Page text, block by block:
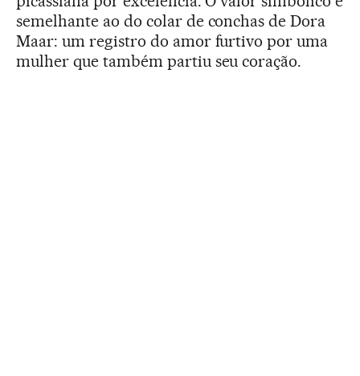
semelhante ao do colar de conchas de Dora
Maar: um registro do amor furtivo por uma
mulher que também partiu seu coração.